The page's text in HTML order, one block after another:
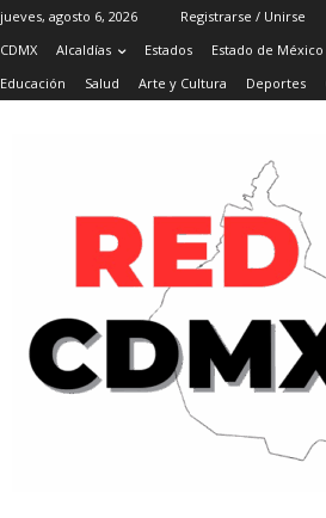
jueves, agosto 6, 2026
Registrarse / Unirse
CDMX
Alcaldías Estados Estado de México
Educación
Salud Arte y Cultura Deportes